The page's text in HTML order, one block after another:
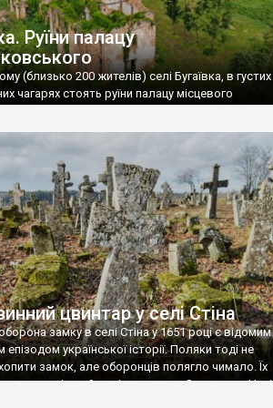
Руїни палацу
(близько 200 жителів) селі Бугаївка, в густих
чагарях стоять руїни палацу місцевого
ще пізніше – гуртожиток. У 60-х роках минулого
розмістили туберкульозну лікарню. Коли із
лікарня – ми точно не […]
цвинтар у селі Стіна
замку в селі Стіна у 1651 році є відомим
української історії. Поляки тоді не
замок, але оборонців полягло чимало. Їх
цвинтарі, який тоді називався Замковим. Нині